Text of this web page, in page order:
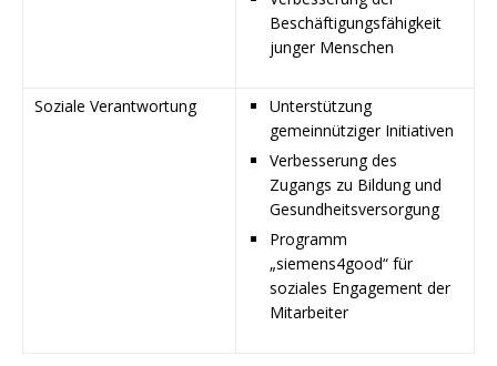
Beschäftigungsfähigkeit
junger Menschen
Soziale Verantwortung
Unterstützung
gemeinnütziger Initiativen
Verbesserung des
Zugangs zu Bildung und
Gesundheitsversorgung
Programm
„siemens4good“ für
soziales Engagement der
Mitarbeiter